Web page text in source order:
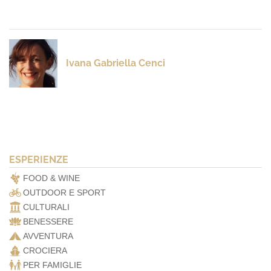
Ivana Gabriella Cenci
ESPERIENZE
FOOD & WINE
OUTDOOR E SPORT
CULTURALI
BENESSERE
AVVENTURA
CROCIERA
PER FAMIGLIE